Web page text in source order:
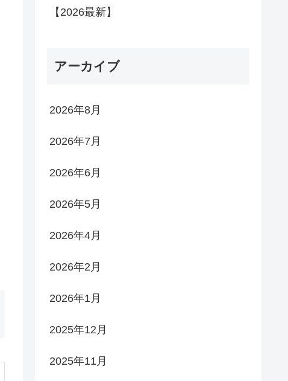
【2026最新】
アーカイブ
2026年8月
2026年7月
2026年6月
2026年5月
2026年4月
2026年2月
2026年1月
2025年12月
2025年11月